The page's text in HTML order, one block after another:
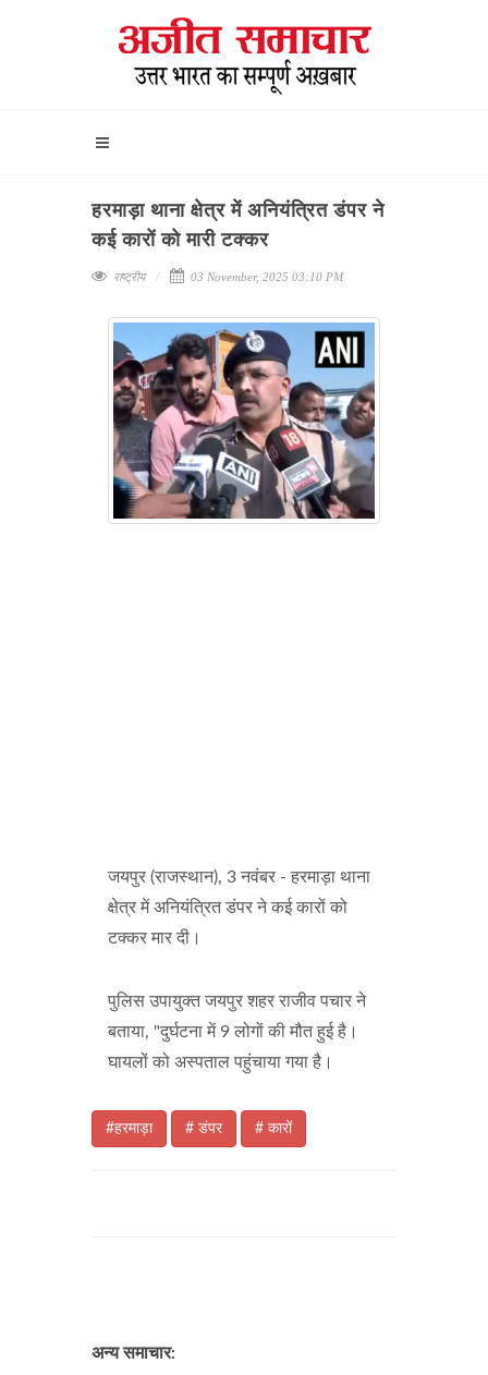
हरमाड़ा थाना क्षेत्र में अनियंत्रित डंपर ने
कई कारों को मारी टक्कर
राष्ट्रीय 03 November, 2025 03:10 PM
जयपुर (राजस्थान), 3 नवंबर - हरमाड़ा थाना
क्षेत्र में अनियंत्रित डंपर ने कई कारों को
टक्कर मार दी।
पुलिस उपायुक्त जयपुर शहर राजीव पचार ने
बताया, "दुर्घटना में 9 लोगों की मौत हुई है।
घायलों को अस्पताल पहुंचाया गया है।
#हरमाड़ा # डंपर # कारों
अन्य समाचार: